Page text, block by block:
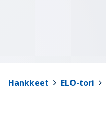
Hankkeet ELO-tori